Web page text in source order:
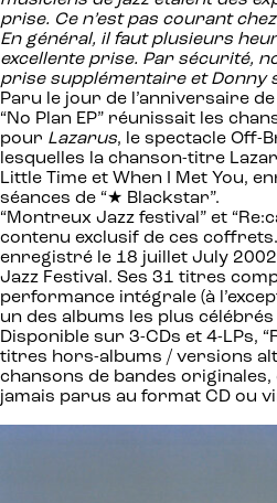
prise. Ce n’est pas courant
En général, il faut plusieurs
excellente prise. Par sécurité,
prise supplémentaire et Donny
Paru le jour de l’anniversaire
“No Plan EP” réunissait les
pour Lazarus, le spectacle Off-
lesquelles la chanson-titre
Little Time et When I Met You,
séances de “★ Blackstar”.
“Montreux Jazz festival” et
contenu exclusif de ces
enregistré le 18 juillet July
Jazz Festival. Ses 31 titres
performance intégrale (à
un des albums les plus célébrés
Disponible sur 3-CDs et 4-LPs,
titres hors-albums / versions
chansons de bandes
jamais parus au format CD ou